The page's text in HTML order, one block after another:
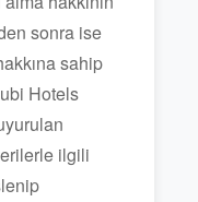
sonra ise
sahip
Hotels
ilgili